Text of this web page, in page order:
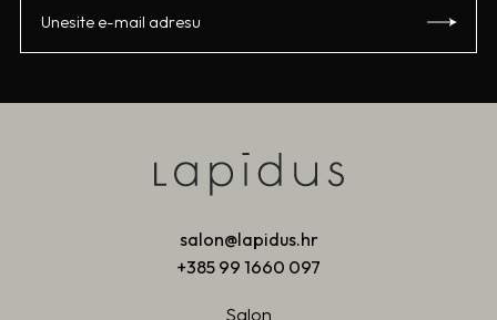
salon@lapidus.hr
+385 99 1660 097
Salon